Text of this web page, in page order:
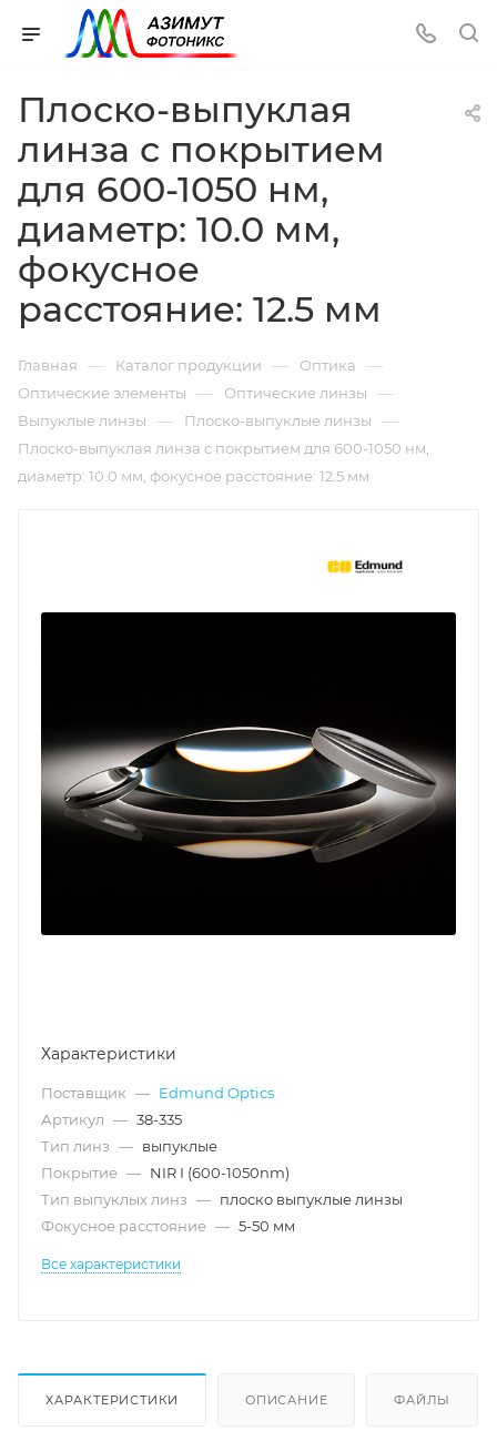
Плоско-выпуклая
линза с покрытием
для 600-1050 нм,
диаметр: 10.0 мм,
фокусное
расстояние: 12.5 мм
Главная — Каталог продукции — Оптика —
Оптические элементы — Оптические линзы —
Выпуклые линзы — Плоско-выпуклые линзы —
Плоско-выпуклая линза с покрытием для 600-1050 нм,
диаметр: 10.0 мм, фокусное расстояние: 12.5 мм
Характеристики
Поставщик — Edmund Optics
Артикул — 38-335
Тип линз — выпуклые
Покрытие — NIR I (600-1050nm)
Тип выпуклых линз — плоско выпуклые линзы
Фокусное расстояние — 5-50 мм
Все характеристики
ХАРАКТЕРИСТИКИ ОПИСАНИЕ ФАЙЛЫ